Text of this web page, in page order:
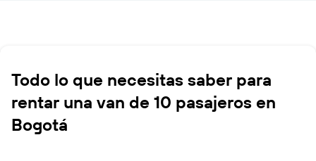
Todo lo que necesitas saber para
rentar una van de 10 pasajeros en
Bogotá